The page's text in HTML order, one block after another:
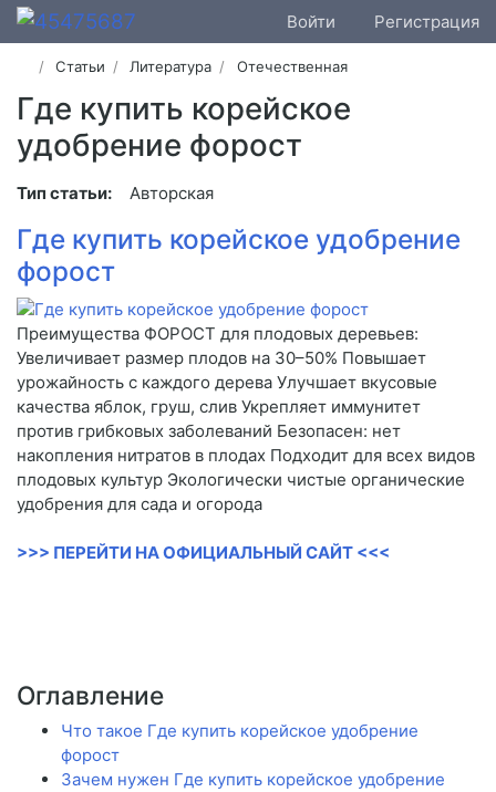
Войти Регистрация
Статьи Литература Отечественная
Где купить корейское
удобрение форост
Тип статьи: Авторская
Где купить корейское удобрение
форост
Преимущества ФОРОСТ для плодовых деревьев:
Увеличивает размер плодов на 30–50% Повышает
урожайность с каждого дерева Улучшает вкусовые
качества яблок, груш, слив Укрепляет иммунитет
против грибковых заболеваний Безопасен: нет
накопления нитратов в плодах Подходит для всех видов
плодовых культур Экологически чистые органические
удобрения для сада и огорода
>>> ПЕРЕЙТИ НА ОФИЦИАЛЬНЫЙ САЙТ <<<
Оглавление
Что такое Где купить корейское удобрение
форост
Зачем нужен Где купить корейское удобрение